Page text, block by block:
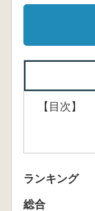
【目次】
ランキング
総合